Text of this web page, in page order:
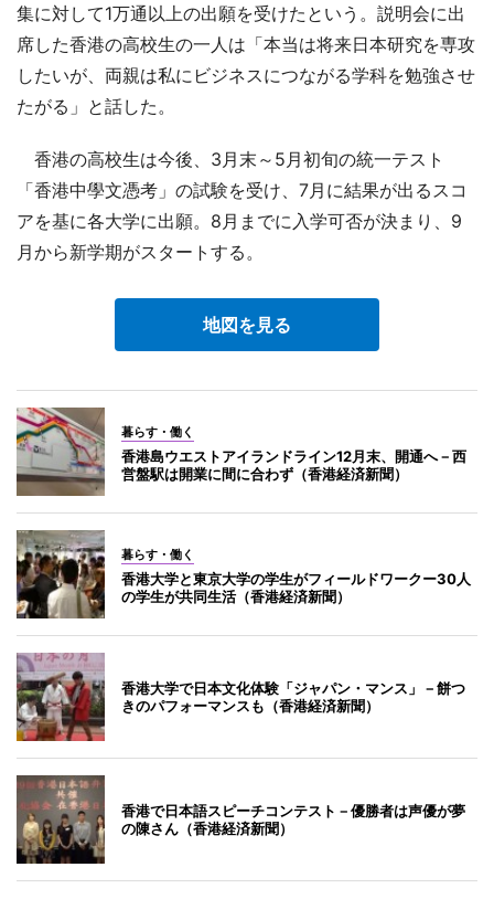
集に対して1万通以上の出願を受けたという。説明会に出
席した香港の高校生の一人は「本当は将来日本研究を専攻
したいが、両親は私にビジネスにつながる学科を勉強させ
たがる」と話した。
香港の高校生は今後、3月末～5月初旬の統一テスト
「香港中學文憑考」の試験を受け、7月に結果が出るスコ
アを基に各大学に出願。8月までに入学可否が決まり、9
月から新学期がスタートする。
地図を見る
暮らす・働く
香港島ウエストアイランドライン12月末、開通へ－西
営盤駅は開業に間に合わず（香港経済新聞）
暮らす・働く
香港大学と東京大学の学生がフィールドワークー30人
の学生が共同生活（香港経済新聞）
香港大学で日本文化体験「ジャパン・マンス」－餅つ
きのパフォーマンスも（香港経済新聞）
香港で日本語スピーチコンテスト－優勝者は声優が夢
の陳さん（香港経済新聞）